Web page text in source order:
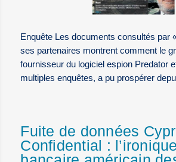
Enquête Les documents consultés par
ses partenaires montrent comment le
fournisseur du logiciel espion Predator
multiples enquêtes, a pu prospérer
Fuite de données
Confidential :